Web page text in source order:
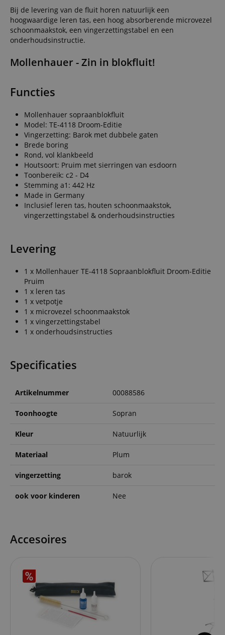
Bij de levering van de fluit horen natuurlijk een
hoogwaardige leren tas, een hoog absorberende microvezel
schoonmaakstok, een vingerzettingstabel en een
onderhoudsinstructie.
Mollenhauer - Zin in blokfluit!
Functies
Mollenhauer sopraanblokfluit
Model: TE-4118 Droom-Editie
Vingerzetting: Barok met dubbele gaten
Brede boring
Rond, vol klankbeeld
Houtsoort: Pruim met sierringen van esdoorn
Toonbereik: c2 - D4
Stemming a1: 442 Hz
Made in Germany
Inclusief leren tas, houten schoonmaakstok,
vingerzettingstabel & onderhoudsinstructies
Levering
1 x Mollenhauer TE-4118 Sopraanblokfluit Droom-Editie
Pruim
1 x leren tas
1 x vetpotje
1 x microvezel schoonmaakstok
1 x vingerzettingstabel
1 x onderhoudsinstructies
Specificaties
Artikelnummer 00088586
Toonhoogte Sopran
Kleur Natuurlijk
Materiaal Plum
vingerzetting barok
ook voor kinderen Nee
Accesoires